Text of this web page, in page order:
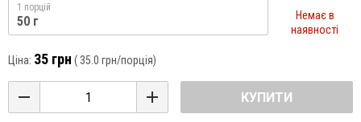
1 порцій
50 г
Немає в
наявності
Ціна: 35 грн ( 35.0 грн/порція)
КУПИТИ